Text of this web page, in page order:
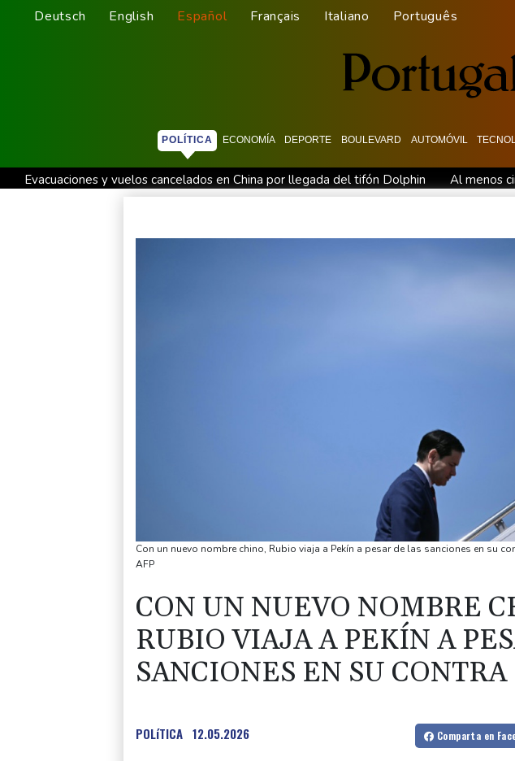
Deutsch English Español Français Italiano Português
POLÍTICA ECONOMÍA DEPORTE BOULEVARD AUTOMÓVIL
Evacuaciones y vuelos cancelados en China por llegada del tifón Dolphin
Al menos
Bulgaria
Con un nuevo nombre chino, Rubio viaja a Pekín a pesar de las sanciones en su
AFP
CON UN NUEVO NOMBRE
RUBIO VIAJA A PEKÍN A
SANCIONES EN SU CONTRA
POLíTICA 12.05.2026 Comparta en